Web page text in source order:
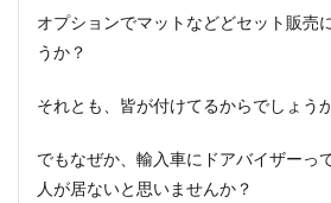
オプションでマットなどどセット販売
うか？
それとも、皆が付けてるからでしょう
でもなぜか、輸入車にドアバイザーっ
人が居ないと思いませんか？